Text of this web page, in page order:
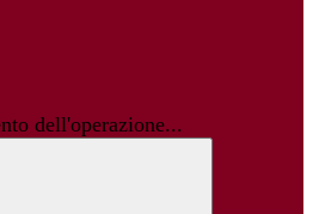
dell'operazione...